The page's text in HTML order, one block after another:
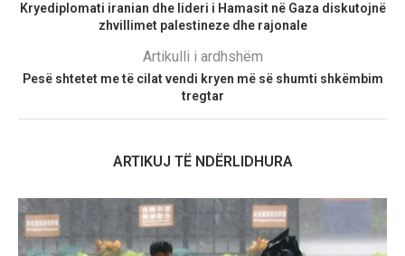
Kryediplomati iranian dhe lideri i Hamasit në Gaza diskutojnë
zhvillimet palestineze dhe rajonale
Artikulli i ardhshëm
Pesë shtetet me të cilat vendi kryen më së shumti shkëmbim
tregtar
ARTIKUJ TË NDËRLIDHURA